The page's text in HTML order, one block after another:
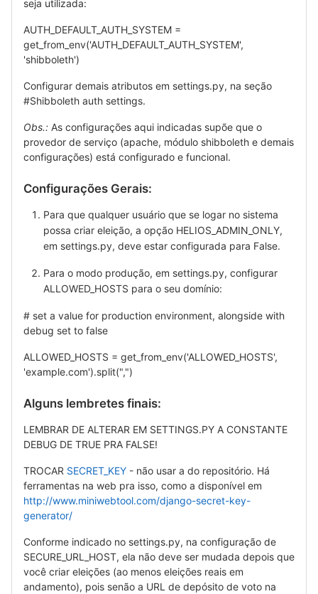
seja utilizada:
AUTH_DEFAULT_AUTH_SYSTEM =
get_from_env('AUTH_DEFAULT_AUTH_SYSTEM',
'shibboleth')
Configurar demais atributos em settings.py, na seção
#Shibboleth auth settings.
Obs.: As configurações aqui indicadas supõe que o
provedor de serviço (apache, módulo shibboleth e demais
configurações) está configurado e funcional.
Configurações Gerais:
Para que qualquer usuário que se logar no sistema
possa criar eleição, a opção HELIOS_ADMIN_ONLY,
em settings.py, deve estar configurada para False.
Para o modo produção, em settings.py, configurar
ALLOWED_HOSTS para o seu domínio:
# set a value for production environment, alongside with
debug set to false
ALLOWED_HOSTS = get_from_env('ALLOWED_HOSTS',
'example.com').split(",")
Alguns lembretes finais:
LEMBRAR DE ALTERAR EM SETTINGS.PY A CONSTANTE
DEBUG DE TRUE PRA FALSE!
TROCAR SECRET_KEY - não usar a do repositório. Há
ferramentas na web pra isso, como a disponível em
http://www.miniwebtool.com/django-secret-key-
generator/
Conforme indicado no settings.py, na configuração de
SECURE_URL_HOST, ela não deve ser mudada depois que
você criar eleições (ao menos eleições reais em
andamento), pois senão a URL de depósito de voto na